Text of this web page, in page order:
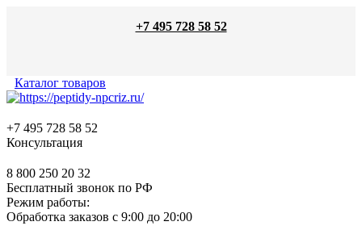
+7 495 728 58 52
Каталог товаров
+7 495 728 58 52
Консультация
8 800 250 20 32
Бесплатный звонок по РФ
Режим работы:
Обработка заказов с 9:00 до 20:00